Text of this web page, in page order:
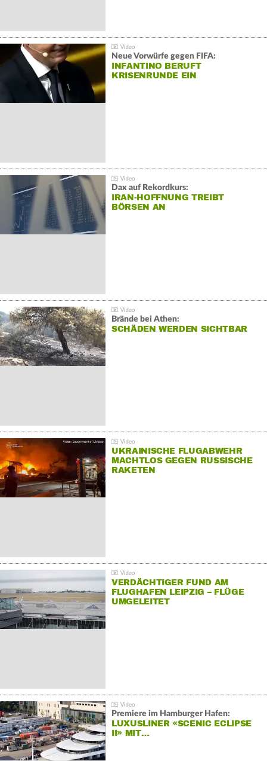
Neue Vorwürfe gegen FIFA:
INFANTINO BERUFT
KRISENRUNDE EIN
Dax auf Rekordkurs:
IRAN-HOFFNUNG TREIBT
BÖRSEN AN
Brände bei Athen:
SCHÄDEN WERDEN SICHTBAR
UKRAINISCHE FLUGABWEHR
MACHTLOS GEGEN RUSSISCHE
RAKETEN
VERDÄCHTIGER FUND AM
FLUGHAFEN LEIPZIG – FLÜGE
UMGELEITET
Premiere im Hamburger Hafen:
LUXUSLINER «SCENIC ECLIPSE
II» MIT…